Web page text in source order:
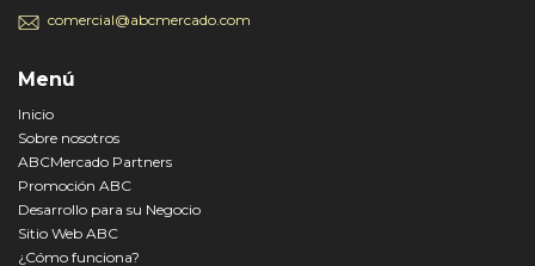
comercial@abcmercado.com
Menú
Inicio
Sobre nosotros
ABCMercado Partners
Promoción ABC
Desarrollo para su Negocio
Sitio Web ABC
¿Cómo funciona?